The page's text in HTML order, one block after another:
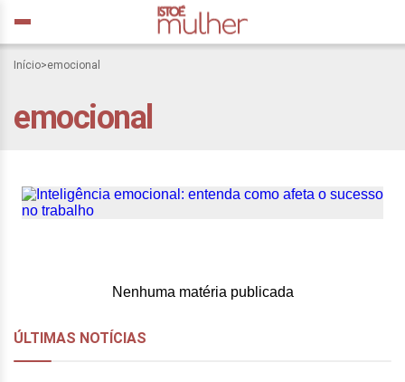
Início>emocional
emocional
Inteligência emocional:
Nenhuma matéria publicada